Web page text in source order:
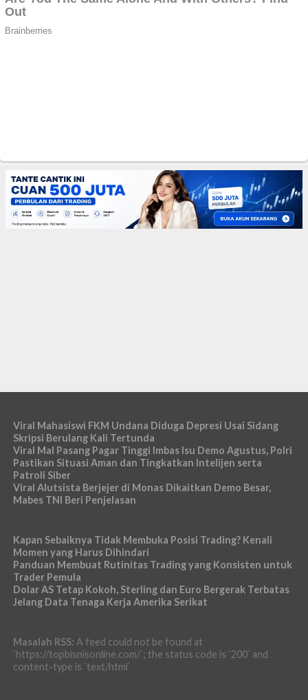
Viral Mahasiswi FKM Undana Diduga Depresi Usai Sidang
Skripsi Berulang Kali Tertunda
Viral Mal Pasang Pagar Tinggi Imbas Isu Demo Agustus, Polri
Pastikan Situasi Aman dan Tingkatkan Intelijen serta
Patroli Siber
Viral Alutsista Berjejer di Monas Dikaitkan Demo Besar,
Mabes TNI Beri Penjelasan
Kapan Sebaiknya Tidak Membuka Posisi Trading? Kenali
Momen yang Harus Dihindari
Panduan Membuat Rutinitas Trading yang Konsisten untuk
Trader Pemula
Dolar AS Tetap Kokoh, Sterling dan Euro Bergerak Terbatas
Jelang Data Tenaga Kerja Amerika Serikat
Masalah RSS: A feed could not be found at
`https://topbisnisonline.com/`; the status code is `200` and
content-type is `text/html`